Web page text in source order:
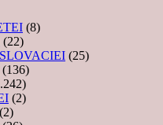
(8)
(22)
(25)
(136)
(2)
(2)